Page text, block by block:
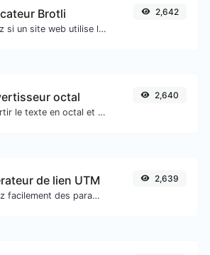
Brotli
Vérifiez si un site web utilise l'algorithme de compression Brotli ou non.
2,642
octal
Convertir le texte en octal et inversement pour toute entrée de chaîne.
2,640
de lien UTM
Ajoutez facilement des paramètres UTM valides et générez un lien traçable UTM.
2,639